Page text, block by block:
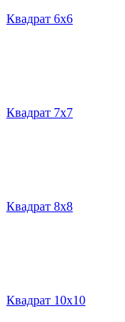
Квадрат 6х6
Квадрат 7х7
Квадрат 8х8
Квадрат 10х10